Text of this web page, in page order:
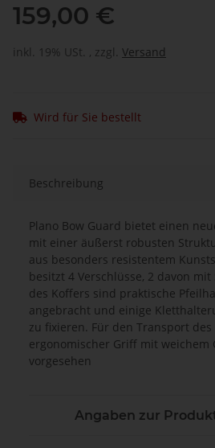
159,00 €
inkl. 19% USt. , zzgl. Versand
Wird für Sie bestellt
Beschreibung
Plano Bow Guard bietet einen
mit einer äußerst robusten
aus besonders resistentem
besitzt 4 Verschlüsse, 2 davon
des Koffers sind praktische
angebracht und einige
zu fixieren. Für den Transport
ergonomischer Griff mit weichem
vorgesehen
Angaben zur